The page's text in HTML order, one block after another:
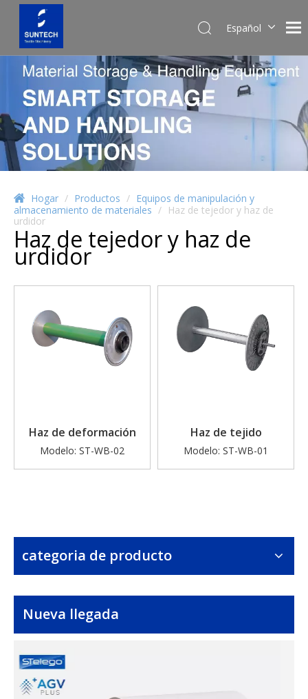
Español
Pусский
Hogar / Productos / Equipos de manipulación y
almacenamiento de materiales / Haz de tejedor y haz de
urdidor
Haz de tejedor y haz de
urdidor
Haz de deformación
Modelo: ST-WB-02
Haz de tejido
Modelo: ST-WB-01
categoria de producto
Nueva llegada